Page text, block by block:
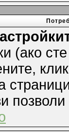
(ако